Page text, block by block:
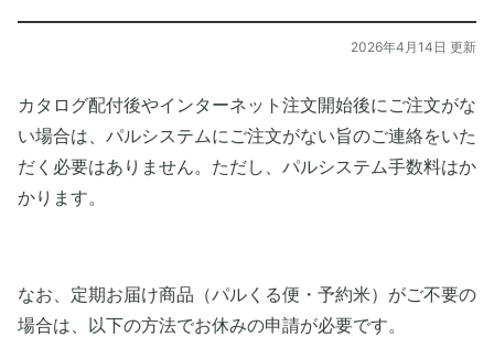
2026年4月14日 更新
カタログ配付後やインターネット注文開始後にご注文がな
い場合は、パルシステムにご注文がない旨のご連絡をいた
だく必要はありません。ただし、パルシステム手数料はか
かります。
なお、定期お届け商品（パルくる便・予約米）がご不要の
場合は、以下の方法でお休みの申請が必要です。